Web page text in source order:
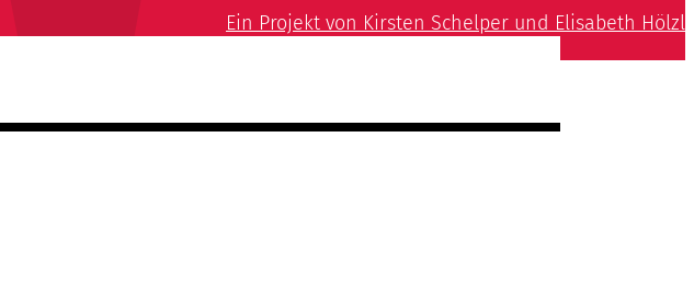
Ein Projekt von Kirsten Schelper und Elisabeth Hölzl